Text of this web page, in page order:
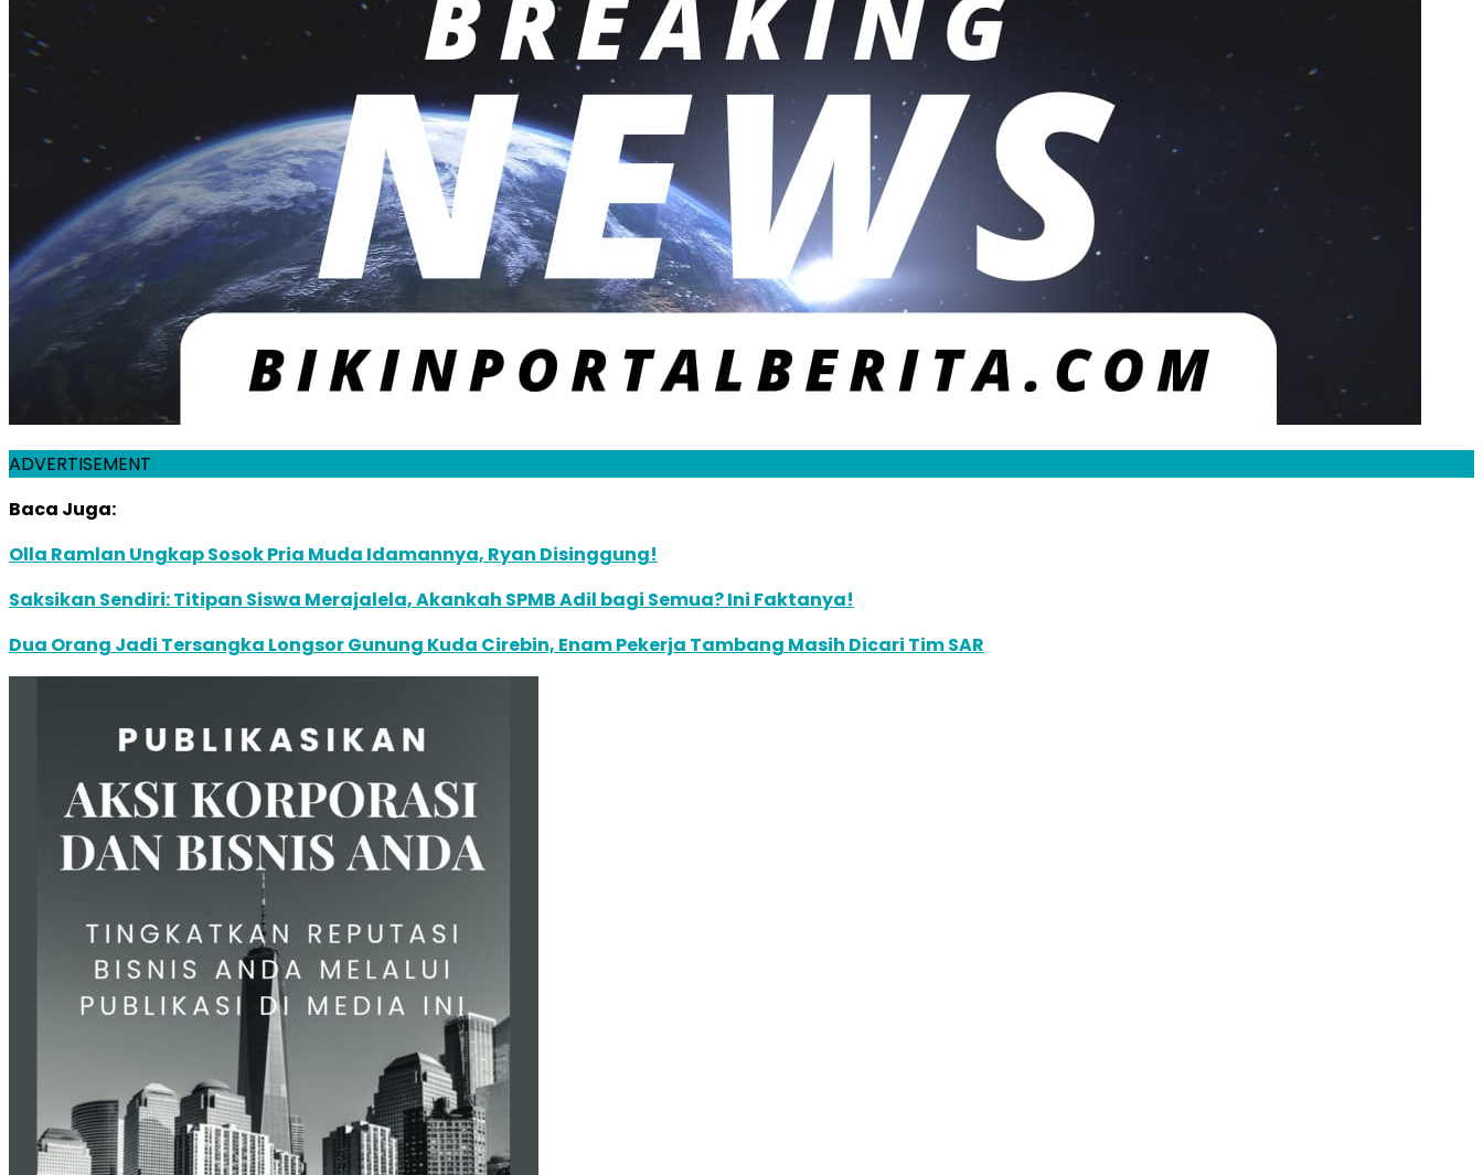
ADVERTISEMENT
Baca Juga:
Olla Ramlan Ungkap Sosok Pria Muda Idamannya, Ryan Disinggung!
Saksikan Sendiri: Titipan Siswa Merajalela, Akankah SPMB Adil bagi Semua? Ini Faktanya!
Dua Orang Jadi Tersangka Longsor Gunung Kuda Cirebin, Enam Pekerja Tambang Masih Dicari Tim SAR